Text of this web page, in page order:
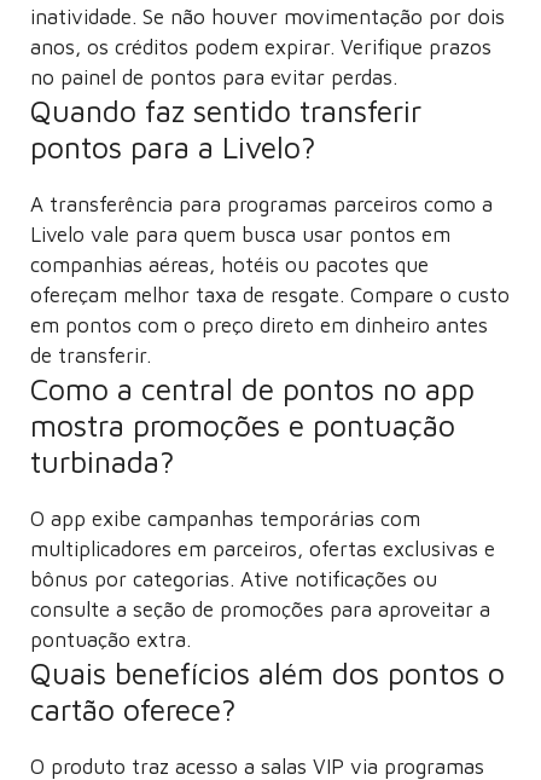
inatividade. Se não houver movimentação por dois
anos, os créditos podem expirar. Verifique prazos
no painel de pontos para evitar perdas.
Quando faz sentido transferir
pontos para a Livelo?
A transferência para programas parceiros como a
Livelo vale para quem busca usar pontos em
companhias aéreas, hotéis ou pacotes que
ofereçam melhor taxa de resgate. Compare o custo
em pontos com o preço direto em dinheiro antes
de transferir.
Como a central de pontos no app
mostra promoções e pontuação
turbinada?
O app exibe campanhas temporárias com
multiplicadores em parceiros, ofertas exclusivas e
bônus por categorias. Ative notificações ou
consulte a seção de promoções para aproveitar a
pontuação extra.
Quais benefícios além dos pontos o
cartão oferece?
O produto traz acesso a salas VIP via programas